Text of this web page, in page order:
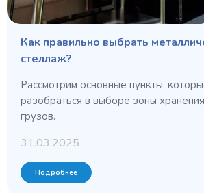
Как правильно выбрать
стеллаж?
Рассмотрим основные пункты,
разобраться в выборе зоны
грузов.
31.03.2025
Подробнее